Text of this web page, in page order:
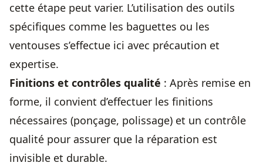
cette étape peut varier. L’utilisation des outils
spécifiques comme les baguettes ou les
ventouses s’effectue ici avec précaution et
expertise.
Finitions et contrôles qualité : Après remise en
forme, il convient d’effectuer les finitions
nécessaires (ponçage, polissage) et un contrôle
qualité pour assurer que la réparation est
invisible et durable.